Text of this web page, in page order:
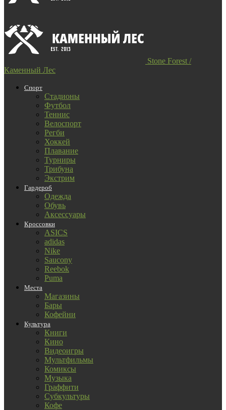
Stone Forest /
Каменный Лес
Спорт
Стадионы
Футбол
Теннис
Велоспорт
Регби
Хоккей
Плавание
Турниры
Трибуна
Экстрим
Гардероб
Одежда
Обувь
Аксессуары
Кроссовки
ASICS
adidas
Nike
Saucony
Reebok
Puma
Места
Магазины
Бары
Кофейни
Культура
Книги
Кино
Видеоигры
Мультфильмы
Комиксы
Музыка
Граффити
Субкультуры
Кофе